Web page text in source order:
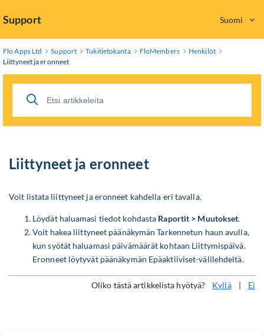
to
Main
Content
Support Suomi
Flo Apps Ltd Support Tukitietokanta FloMembers
Henkilöt
Liittyneet ja eronneet
Liittyneet ja eronneet
Voit listata liittyneet ja eronneet kahdella eri tavalla.
Löydät haluamasi tiedot kohdasta Raportit > Muutokset.
Voit hakea liittyneet päänäkymän Tarkennetun haun avulla,
kun syötät haluamasi päivämäärät kohtaan Liittymispäivä.
Eronneet löytyvät päänäkymän Epäaktiiviset-välilehdeltä.
Oliko tästä artikkelista hyötyä? Kyllä | Ei